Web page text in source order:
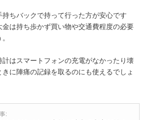
ちバックで持って行った方が安心です
は持ち歩かず買い物や交通費程度の必要
はスマートフォンの充電がなかったり壊
に陣痛の記録を取るのにも使えるでしょ
: